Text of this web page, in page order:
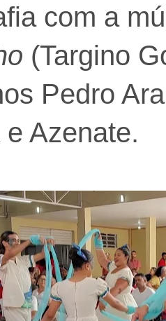
com a
(Targino
Pedro
Azenate.